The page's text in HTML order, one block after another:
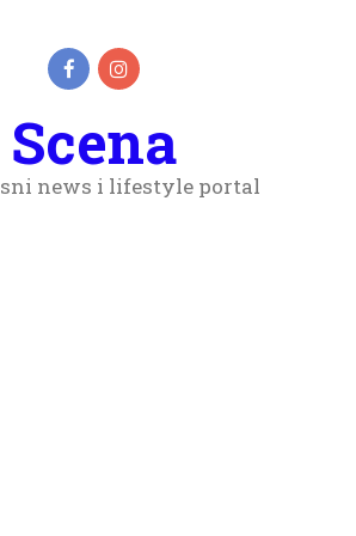
Scena
news i lifestyle portal